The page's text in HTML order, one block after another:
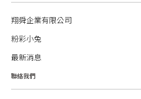
翔舜企業有限公司
粉彩小兔
最新消息
聯絡我們